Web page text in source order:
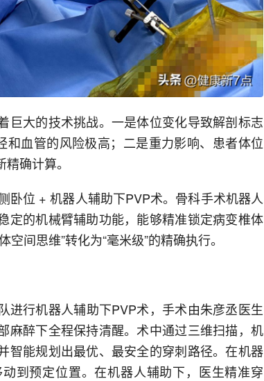
巨大的技术挑战。一是体位变化导致解剖标志
和血管的风险极高；二是重力影响、患者体位
确计算。
卧位 + 机器人辅助下PVP术。骨科手术机器人
定的机械臂辅助功能，能够精准锁定病变椎体
间思维”转化为“毫米级”的精确执行。
进行机器人辅助下PVP术，手术由朱彦丞医生
麻醉下全程保持清醒。术中通过三维扫描，机
智能规划出最优、最安全的穿刺路径。在机器
到预定位置。在机器人辅助下，医生精准穿